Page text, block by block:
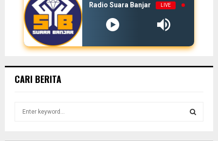
Radio Suara Banjar LIVE
CARI BERITA